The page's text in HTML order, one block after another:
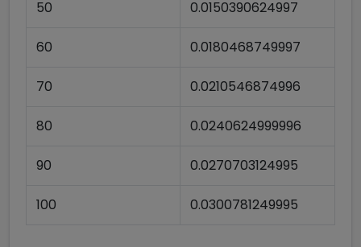
50 0.0150390624997
60 0.0180468749997
70 0.0210546874996
80 0.0240624999996
90 0.0270703124995
100 0.0300781249995